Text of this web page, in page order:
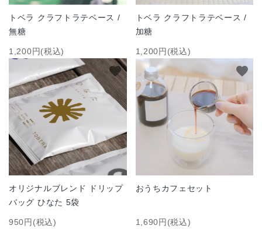
トベラ クラフトラテベース /
無糖
1,200円(税込)
トベラ クラフトラテベース /
加糖
1,200円(税込)
オリジナルブレンド ドリップ
バッグ ひなた 5袋
950円(税込)
favorite
おうちカフェセット
1,690円(税込)
favorite